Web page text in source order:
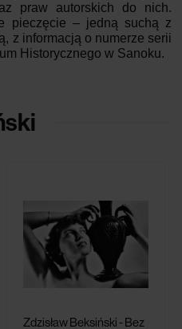
praw autorskich do nich.
pieczęcie – jedną suchą z
z informacją o numerze serii
Historycznego w Sanoku.
Zdzisław Beksiński - Bez